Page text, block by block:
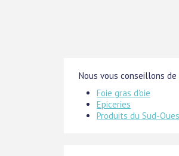
Nous vous conseillons
Foie gras d'oie
Epiceries
Produits du Sud-